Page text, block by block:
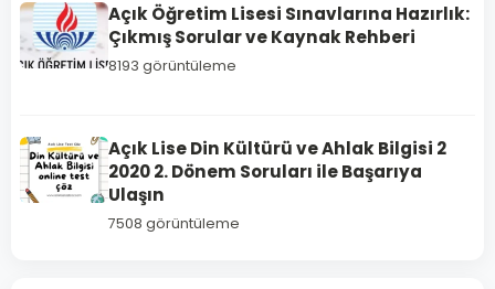
KÜLTÜRÜ
VE
AHLAK
Lise
Din
Kültürü
Açık Öğretim Lisesi Sınavlarına Hazırlık:
Çıkmış Sorular ve Kaynak Rehberi
8193 görüntüleme
Açık Lise Din Kültürü ve Ahlak Bilgisi 2
2020 2. Dönem Soruları ile Başarıya
Ulaşın
7508 görüntüleme